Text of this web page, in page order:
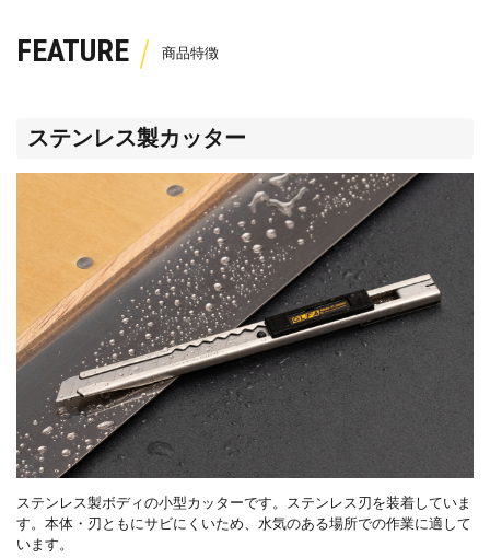
FEATURE
ステンレス製カッター
ステンレス製ボディの小型カッターです。ステンレス刃を装着していま
す。本体・刃ともにサビにくいため、水気のある場所での作業に適して
います。